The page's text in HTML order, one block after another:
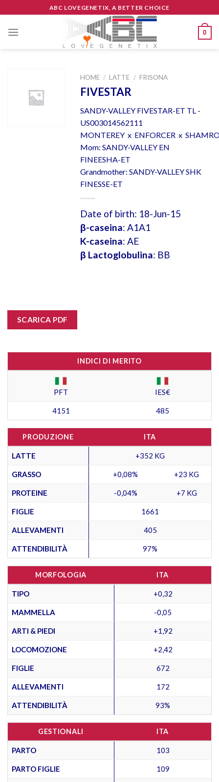
to
content
ABC LOVEGENETIX, A BETTER CHOICE
0
HOME / LATTE / FRISONA
FIVESTAR
SANDY-VALLEY FIVESTAR-ET TL -
US003014562111
MONTEREY x ENFORCER x
Mom: SANDY-VALLEY EN
FINEESHA-ET
Grandmother: SANDY-VALLEY SHK
FINESSE-ET
Date of birth: 18-Jun-15
β-caseina: A1A1
K-caseina: AE
β Lactoglobulina: BB
SCARICA PDF
INDICI DI MERITO
PFT IES€
4151 485
PRODUZIONE ITA
LATTE +352 KG
GRASSO +0,08% +23 KG
PROTEINE -0,04% +7 KG
FIGLIE 1661
ALLEVAMENTI 405
ATTENDIBILITÀ 97%
MORFOLOGIA ITA
TIPO +0,32
MAMMELLA -0,05
ARTI & PIEDI +1,92
LOCOMOZIONE +2,42
FIGLIE 672
ALLEVAMENTI 172
ATTENDIBILITÀ 93%
GESTIONALI ITA
PARTO 103
PARTO FIGLIE 109